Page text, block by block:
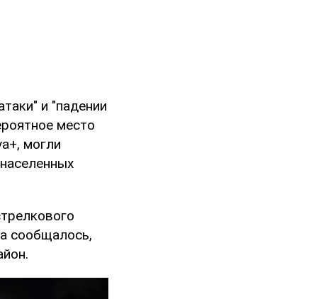
и "падении
место
могли
сообщалось,